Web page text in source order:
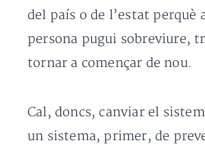
del país o de l’estat perquè
persona pugui sobreviure,
tornar a començar de nou.
Cal, doncs, canviar el
un sistema, primer, de